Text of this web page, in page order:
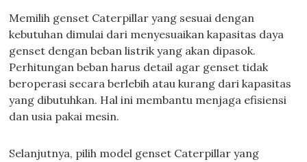
Memilih genset Caterpillar yang sesuai dengan
kebutuhan dimulai dari menyesuaikan kapasitas daya
genset dengan beban listrik yang akan dipasok.
Perhitungan beban harus detail agar genset tidak
beroperasi secara berlebih atau kurang dari kapasitas
yang dibutuhkan. Hal ini membantu menjaga efisiensi
dan usia pakai mesin.
Selanjutnya, pilih model genset Caterpillar yang